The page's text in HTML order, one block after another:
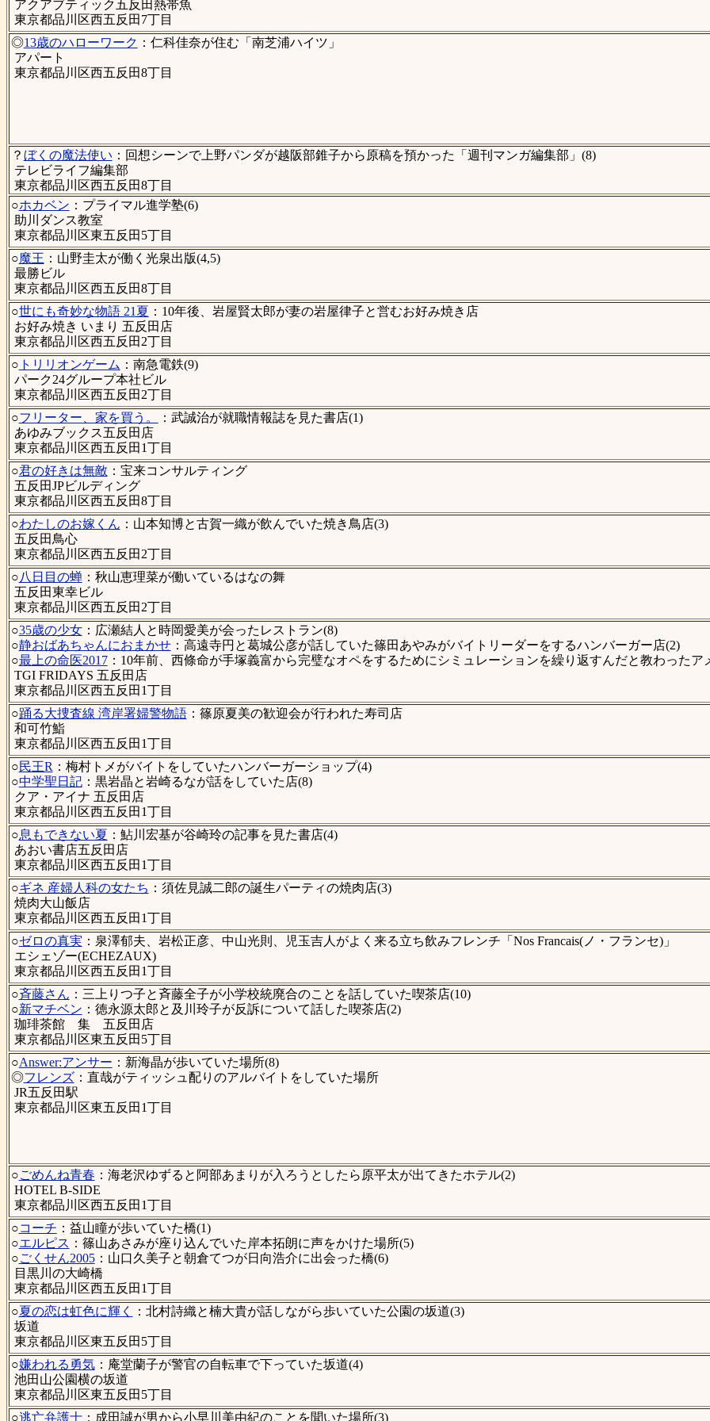
アクアブティック五反田熱帯魚
東京都品川区西五反田7丁目
◎13歳のハローワーク ：仁科佳奈が住む「南芝浦ハイツ」
アパート
東京都品川区西五反田8丁目
？ ぼくの魔法使い ：回想シーンで上野パンダが越阪部錐子から原稿を預かった「週刊マンガ編集部」(8)
テレビライフ編集部
東京都品川区西五反田8丁目
○ホカベン ：プライマル進学塾(6)
助川ダンス教室
東京都品川区東五反田5丁目
○魔王 ：山野圭太が働く光泉出版(4,5)
最勝ビル
東京都品川区西五反田8丁目
○世にも奇妙な物語 21夏 ：10年後、岩屋賢太郎が妻の岩屋律子と営むお好み焼き店
お好み焼き いまり 五反田店
東京都品川区西五反田2丁目
○ トリリオンゲーム ：南急電鉄(9)
パーク24グループ本社ビル
東京都品川区西五反田2丁目
○フリーター、家を買う。
：武誠治が就職情報誌を見た書店(1)
あゆみブックス五反田店
東京都品川区西五反田1丁目
○君の好きは無敵 ：宝来コンサルティング
五反田JPビルディング
東京都品川区西五反田8丁目
○わたしのお嫁くん ：山本知博と古賀一織が飲んでいた焼き鳥店(3)
五反田鳥心
東京都品川区西五反田2丁目
○八日目の蝉：秋山恵理菜が働いているはなの舞
五反田東幸ビル
東京都品川区西五反田2丁目
○35歳の少女：広瀬結人と時岡愛美が会ったレストラン(8)
○静おばあちゃんにおまかせ：高遠寺円と葛城公彦が話していた篠田あやみがバイトリーダーをするハンバーガー店(2)
○最上の命医2017：10年前、西條命が手塚義富から完璧なオペをするためにシミュレーションを繰り返すんだと教わったア
TGI FRIDAYS 五反田店
東京都品川区西五反田1丁目
○踊る大捜査線 湾岸署婦警物語：篠原夏美の歓迎会が行われた寿司店
和可竹鮨
東京都品川区西五反田1丁目
○民王R ：梅村トメがバイトをしていたハンバーガーショップ(4)
○中学聖日記：黒岩晶と岩崎るなが話をしていた店(8)
クア・アイナ 五反田店
東京都品川区西五反田1丁目
○息もできない夏 ：鮎川宏基が谷崎玲の記事を見た書店(4)
あおい書店五反田店
東京都品川区西五反田1丁目
○ギネ 産婦人科の女たち ：須佐見誠二郎の誕生パーティの焼肉店(3)
焼肉大山飯店
東京都品川区西五反田1丁目
○ゼロの真実 ：泉澤郁夫、岩松正彦、中山光則、児玉吉人がよく来る立ち飲みフレンチ「Nos Francais(ノ・フランセ)」
エシェゾー(ECHEZAUX)
東京都品川区西五反田1丁目
○斉藤さん ：三上りつ子と斉藤全子が小学校統廃合のことを話していた喫茶店(10)
○新マチベン ：徳永源太郎と及川玲子が反訴について話した喫茶店(2)
珈琲茶館 集 五反田店
東京都品川区東五反田5丁目
○Answer:アンサー ：新海晶が歩いていた場所(8)
◎フレンズ：直哉がティッシュ配りのアルバイトをしていた場所
JR五反田駅
東京都品川区東五反田1丁目
○ごめんね青春 ：海老沢ゆずると阿部あまりが入ろうとしたら原平太が出てきたホテル(2)
HOTEL B-SIDE
東京都品川区西五反田1丁目
○コーチ ：益山瞳が歩いていた橋(1)
○エルピス ：篠山あさみが座り込んでいた岸本拓朗に声をかけた場所(5)
○ごくせん2005：山口久美子と朝倉てつが日向浩介に出会った橋(6)
目黒川の大崎橋
東京都品川区西五反田1丁目
○夏の恋は虹色に輝く
：北村詩織と楠大貴が話しながら歩いていた公園の坂道(3)
坂道
東京都品川区東五反田5丁目
○嫌われる勇気：庵堂蘭子が警官の自転車で下っていた坂道(4)
池田山公園横の坂道
東京都品川区東五反田5丁目
○逃亡弁護士：成田誠が男から小早川美由紀のことを聞いた場所(3)